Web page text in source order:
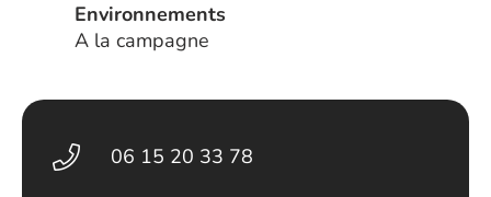
Environnements
A la campagne
06 15 20 33 78